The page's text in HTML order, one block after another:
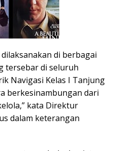
di berbagai
tersebar di seluruh
Navigasi Kelas I Tanjung
berkesinambungan dari
kata Direktur
dalam keterangan